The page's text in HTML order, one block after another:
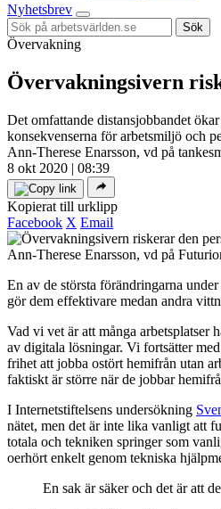
Nyhetsbrev
Sök
Övervakning
Övervakningsivern
Det omfattande distansjobbandet
konsekvenserna för arbetsmiljö och
Ann-Therese Enarsson, vd på
8 okt 2020 | 08:39
Kopierat till urklipp
Facebook X Email
Ann-Therese Enarsson, vd på
En av de största förändringarna
gör dem effektivare medan andra
Vad vi vet är att många arbetsplatser
av digitala lösningar. Vi fortsätter
frihet att jobba ostört hemifrån utan
faktiskt är större när de jobbar
I Internetstiftelsens undersökning
nätet, men det är inte lika vanligt att
totala och tekniken springer som
oerhört enkelt genom tekniska
En sak är säker och det är att